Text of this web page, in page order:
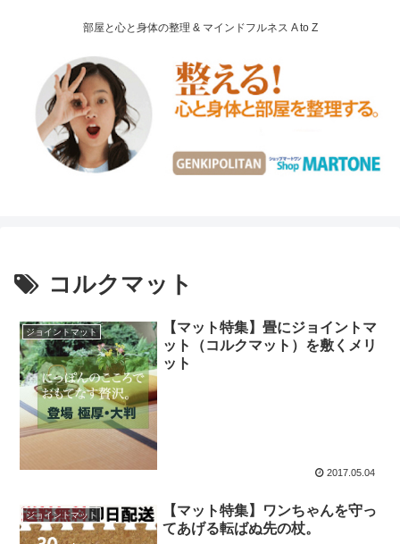
部屋と心と身体の整理 & マインドフルネス A to Z
コルクマット
ジョイントマット
【マット特集】畳にジョイントマ
ット（コルクマット）を敷くメリ
ット
2017.05.04
ジョイントマット
【マット特集】ワンちゃんを守っ
てあげる転ばぬ先の杖。